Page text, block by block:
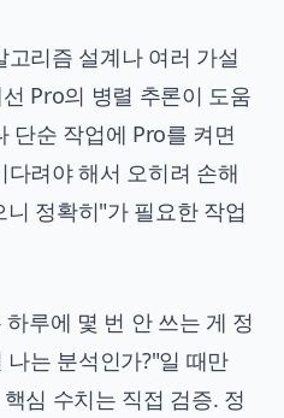
리즘 설계나 여러 가설
Pro의 병렬 추론이 도움
단순 작업에 Pro를 켜면
려야 해서 오히려 손해
정확히"가 필요한 작업
루에 몇 번 안 쓰는 게 정
는 분석인가?"일 때만
심 수치는 직접 검증. 정